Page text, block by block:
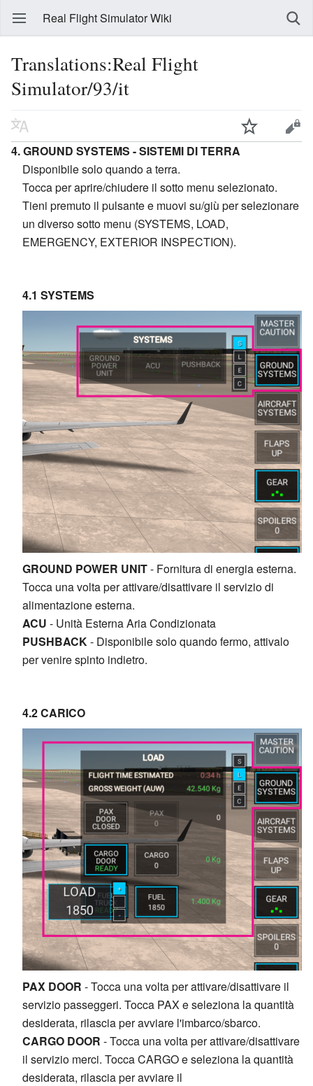
Real Flight Simulator Wiki
Translations:Real Flight
Simulator/93/it
4. GROUND SYSTEMS - SISTEMI DI TERRA
Disponibile solo quando a terra.
Tocca per aprire/chiudere il sotto menu selezionato.
Tieni premuto il pulsante e muovi su/giù per selezionare
un diverso sotto menu (SYSTEMS, LOAD,
EMERGENCY, EXTERIOR INSPECTION).
4.1 SYSTEMS
GROUND POWER UNIT- Fornitura di energia esterna.
Tocca una volta per attivare/disattivare il servizio di
alimentazione esterna.
ACU - Unità Esterna Aria Condizionata
PUSHBACK- Disponibile solo quando fermo, attivalo
per venire spinto indietro.
4.2 CARICO
PAX DOOR - Tocca una volta per attivare/disattivare il
servizio passeggeri. Tocca PAX e seleziona la quantità
desiderata, rilascia per avviare l'imbarco/sbarco.
CARGO DOOR - Tocca una volta per attivare/disattivare
il servizio merci. Tocca CARGO e seleziona la quantità
desiderata, rilascia per avviare il